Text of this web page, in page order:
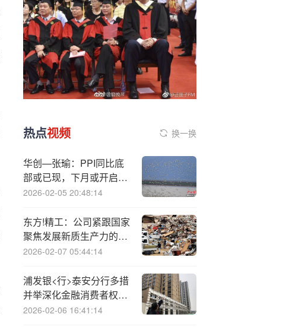
热点视频 换一换
华创—张瑜：PPI同比底
部或已现，下月或开启第
二轮回升周期
2026-02-05 20:48:14
东方!精工：公司紧跟国家
聚焦发展新质生产力的战
略导向
2026-02-07 05:44:14
浦发银<行>泰安分行多措
并举深化金融消费者权益
保护工作
2026-02-06 16:41:14